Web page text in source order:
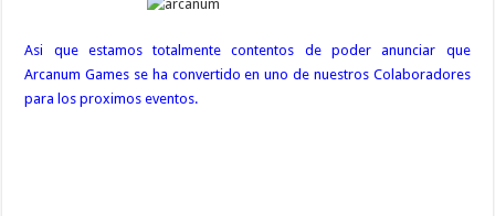
Asi que estamos totalmente contentos de poder anunciar que
Arcanum Games se ha convertido en uno de nuestros Colaboradores
para los proximos eventos.